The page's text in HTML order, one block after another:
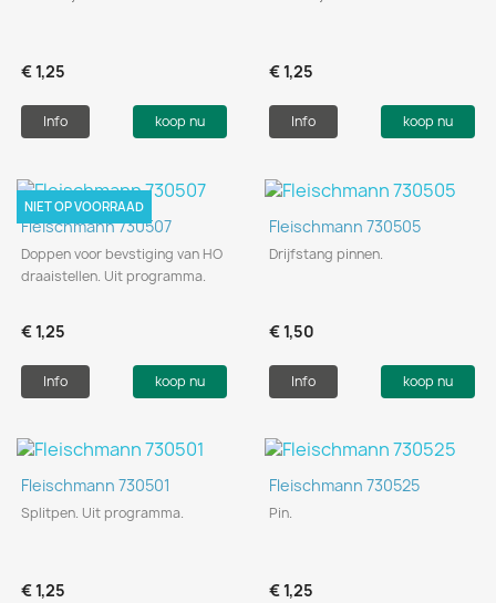
€ 1,25
Info koop nu
€ 1,25
Info koop nu
Fleischmann 730507
Doppen voor bevstiging van HO
draaistellen. Uit programma.
€ 1,25
Info koop nu
NIET OP VOORRAAD
Fleischmann 730505
Drijfstang pinnen.
€ 1,50
Info koop nu
Fleischmann 730501
Splitpen. Uit programma.
€ 1,25
Fleischmann 730525
Pin.
€ 1,25